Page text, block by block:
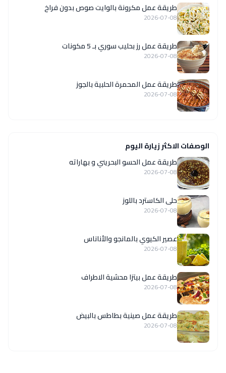
طريقة عمل مكرونة بالوايت صوص بدون فراخ
2026-07-08
طريقة عمل رز بحليب سوري بـ 5 مكونات
2026-07-08
طريقة عمل المحمرة الحلبية بالجوز
2026-07-08
الوصفات الاكثر زيارة اليوم
طريقة عمل الحسو البحريني و بهاراته
2026-07-08
حلى الكاسترد باللوز
2026-07-08
عصير الكيوي بالمانجو والأناناس
2026-07-08
طريقة عمل بيتزا محشية الاطراف
2026-07-08
طريقة عمل صينية بطاطس بالبيض
2026-07-08